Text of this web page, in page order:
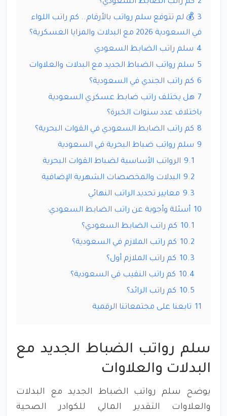
2 كم راتب الضابط السعودي؟
3 💰 لم تتوقع سلم رواتب بالأرقام.. كم راتب اللواء
في السعودية 2026 مع البدلات والمزايا العسكرية؟
4 سلم راتب الضابط السعودي
5 سلم رواتب الضباط الجديد مع البدلات والعلاوات
6 كم راتب الجندي في السعودية؟
7 هل يختلف راتب ضابط عسكري السعودية
باختلاف عدد سنوات الخبرة؟
8 كم راتب الضابط السعودي في القوات البحرية؟
9 سلم رواتب ضباط البحرية في السعودية
9.1 الرواتب الأساسية لضباط القوات البحرية
9.2 البدلات والمخصصات الشهرية الإضافية
9.3 معايير تحديد الراتب النهائي
10 أسئلة وأجوبة عن راتب الضابط السعودي:
10.1 كم راتب الضابط السعودي؟
10.2 كم راتب الملازم في السعودية؟
10.3 كم راتب الملازم أول؟
10.4 كم راتب النقيب في السعودية؟
10.5 كم راتب الرائد؟
11 تابعنا على مجتمعاتنا الرقمية
سلم رواتب الضباط الجديد مع
البدلات والعلاوات
يوضح سلم رواتب الضباط الجديد مع البدلات
والعلاوات التقدير المالي للكوادر الصحية